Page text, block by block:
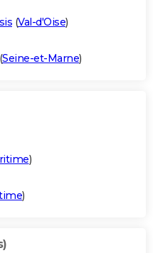
(Val-d'Oise)
(Seine-et-Marne)
)
)